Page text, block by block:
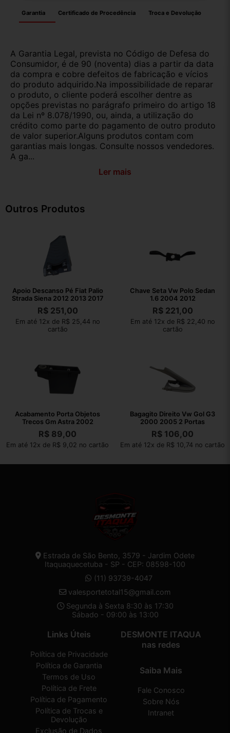
Garantia Certificado de Procedência Troca e Devolução
A Garantia Legal, prevista no Código de Defesa do
Consumidor, é de 90 (noventa) dias a partir da data
da compra e cobre defeitos de fabricação e vícios
do produto adquirido.Na impossibilidade de reparar
o produto, o cliente poderá escolher dentre as
opções previstas no parágrafo primeiro do artigo 18
da Lei nº 8.078/1990, ou, ainda, a utilização do
crédito como parte do pagamento de outro produto
de valor superior.Alguns produtos contam com
garantias mais longas. Consulte nossos vendedores.
A ga...
Ler mais
Outros Produtos
Apoio Descanso Pé Fiat Palio
Strada Siena 2012 2013 2017
R$251,00
Em até 12x de R$ 25,44 no
cartão
Chave Seta Vw Polo Sedan
1.6 2004 2012
R$221,00
Em até 12x de R$ 22,40 no
cartão
Acabamento Porta Objetos
Trecos Gm Astra 2002
R$ 89,00
Em até 12x de R$ 9,02 no cartão
Bagagito Direito Vw Gol G3
2000 2005 2 Portas
R$ 106,00
Em até 12x de R$ 10,74 no cartão
Estrada de São Bento, 3579 - Jardim Odete
Itaquaquecetuba - SP - CEP: 08598-100
(11) 93739-4047
valesportetotal15@gmail.com
Segunda à Sexta 8:30 às 17:30
Sábado - 09:00 às 13:00
Links Úteis
Política de Privacidade
Política de Garantia
Termos de Uso
Política de Frete
Política de Pagamento
Política de Trocas e
Devolução
Exclusão de Dados
DESMONTE ITAQUA
nas redes
Saiba Mais
Fale Conosco
Sobre Nós
Intranet